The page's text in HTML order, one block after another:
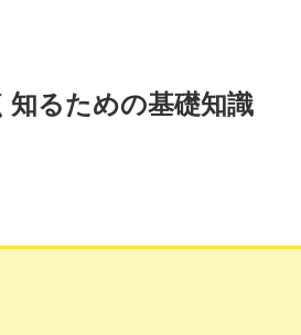
知るための基礎知識